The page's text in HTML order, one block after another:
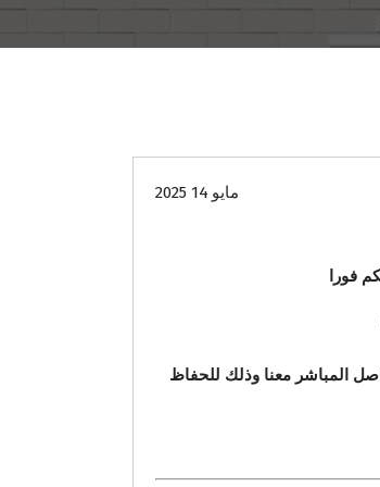
مايو 14 2025
فورا
العميل التواصل المباشر معنا وذلك للحفاظ